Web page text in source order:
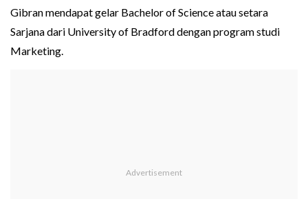
Gibran mendapat gelar Bachelor of Science atau setara
Sarjana dari University of Bradford dengan program studi
Marketing.